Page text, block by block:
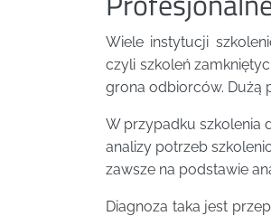
Wiele instytucji
czyli szkoleń
grona odbiorców. Dużą
W przypadku szkolenia
analizy potrzeb
zawsze na podstawie
Diagnoza taka jest